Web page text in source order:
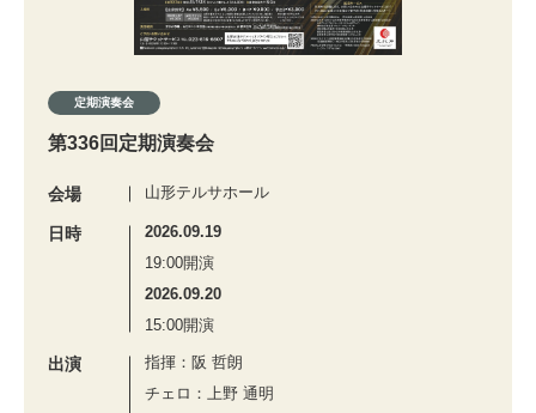
定期演奏会
第336回定期演奏会
会場 山形テルサホール
日時
2026.09.19
19:00開演
2026.09.20
15:00開演
出演
指揮：阪 哲朗
チェロ：上野 通明